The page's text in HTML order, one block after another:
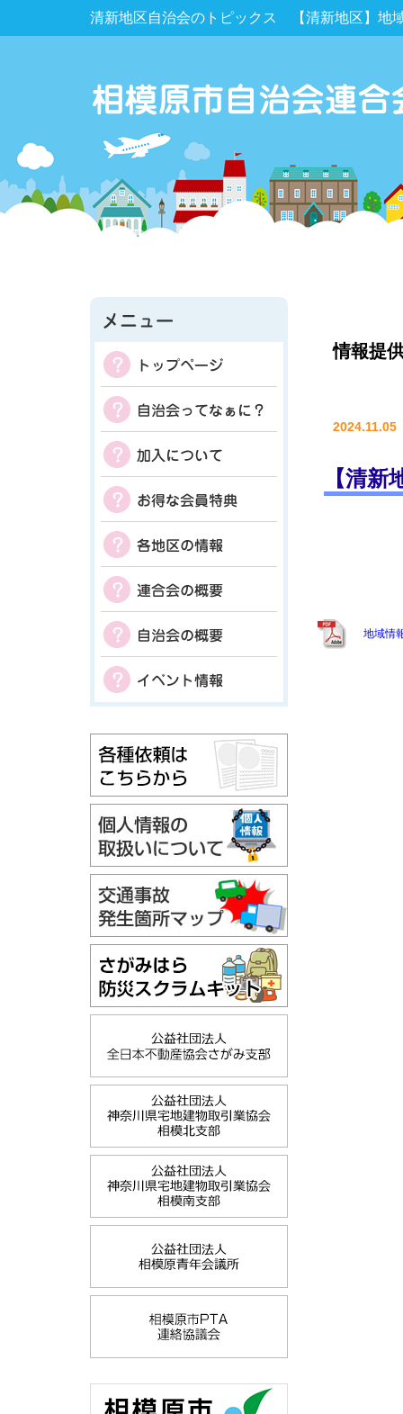
清新地区自治会のトピックス 【清新地区】地
情報提
2024.11.05
【清
地域情